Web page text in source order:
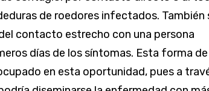
de roedores infectados. También
contacto estrecho con una persona
días de los síntomas. Esta forma de
en esta oportunidad, pues a